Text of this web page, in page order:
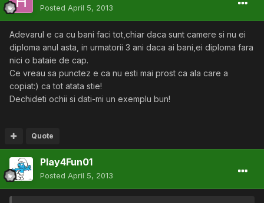
Posted April 5, 2013
Adevarul e ca cu bani faci tot,chiar daca sunt camere si nu ei
diploma anul asta, in urmatorii 3 ani daca ai bani,ei diploma fara
nici o bataie de cap.
Ce vreau sa punctez e ca nu esti mai prost ca ala care a
copiat:) ca tot atata stie!
Dechideti ochii si dati-mi un exemplu bun!
Quote
Play4Fun01
Posted April 5, 2013